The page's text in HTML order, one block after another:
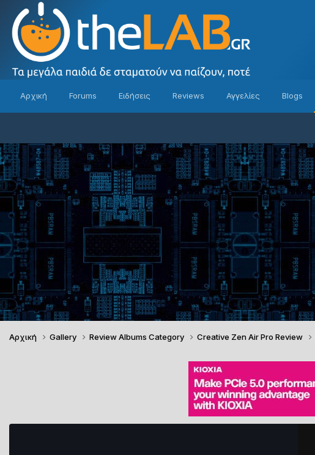
Αρχική Forums Ειδήσεις Reviews Αγγελίες Blogs
Αρχική Gallery Review Albums Category Creative Zen Air Pro Review